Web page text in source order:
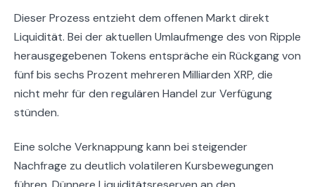
Dieser Prozess entzieht dem offenen Markt direkt
Liquidität. Bei der aktuellen Umlaufmenge des von Ripple
herausgegebenen Tokens entspräche ein Rückgang von
fünf bis sechs Prozent mehreren Milliarden XRP, die
nicht mehr für den regulären Handel zur Verfügung
stünden.
Eine solche Verknappung kann bei steigender
Nachfrage zu deutlich volatileren Kursbewegungen